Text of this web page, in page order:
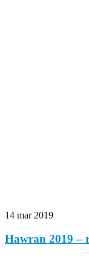
14 mar 2019
Hawran 2019 –